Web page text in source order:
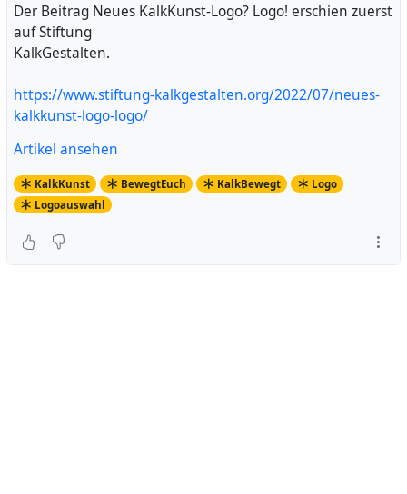
Der Beitrag Neues KalkKunst-Logo? Logo! erschien zuerst
auf Stiftung
KalkGestalten.
https://www.stiftung-kalkgestalten.org/2022/07/neues-
kalkkunst-logo-logo/
Artikel ansehen
KalkKunst BewegtEuch KalkBewegt
Logo
Logoauswahl